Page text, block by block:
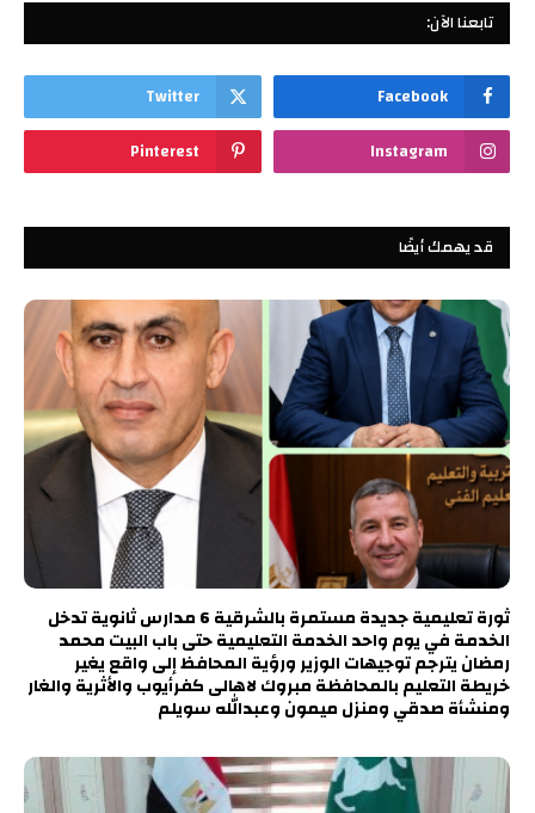
تابعنا الآن:
Facebook
Twitter
Instagram
Pinterest
قد يهمك أيضًا
ثورة تعليمية جديدة مستمرة بالشرقية 6 مدارس ثانوية تدخل
الخدمة في يوم واحد الخدمة التعليمية حتى باب البيت محمد
رمضان يترجم توجيهات الوزير ورؤية المحافظ إلى واقع يغير
خريطة التعليم بالمحافظة مبروك لاهالى كفرأيوب والأثرية والغار
ومنشأة صدقي ومنزل ميمون وعبدالله سويلم